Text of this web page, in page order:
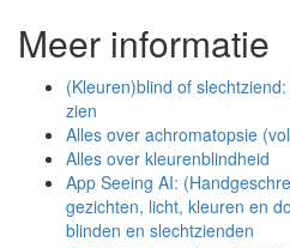
Meer informatie
(Kleuren)blind of
zien
Alles over achromatopsie
Alles over kleurenblindheid
App Seeing AI:
gezichten, licht, kleuren en
blinden en slechtzienden